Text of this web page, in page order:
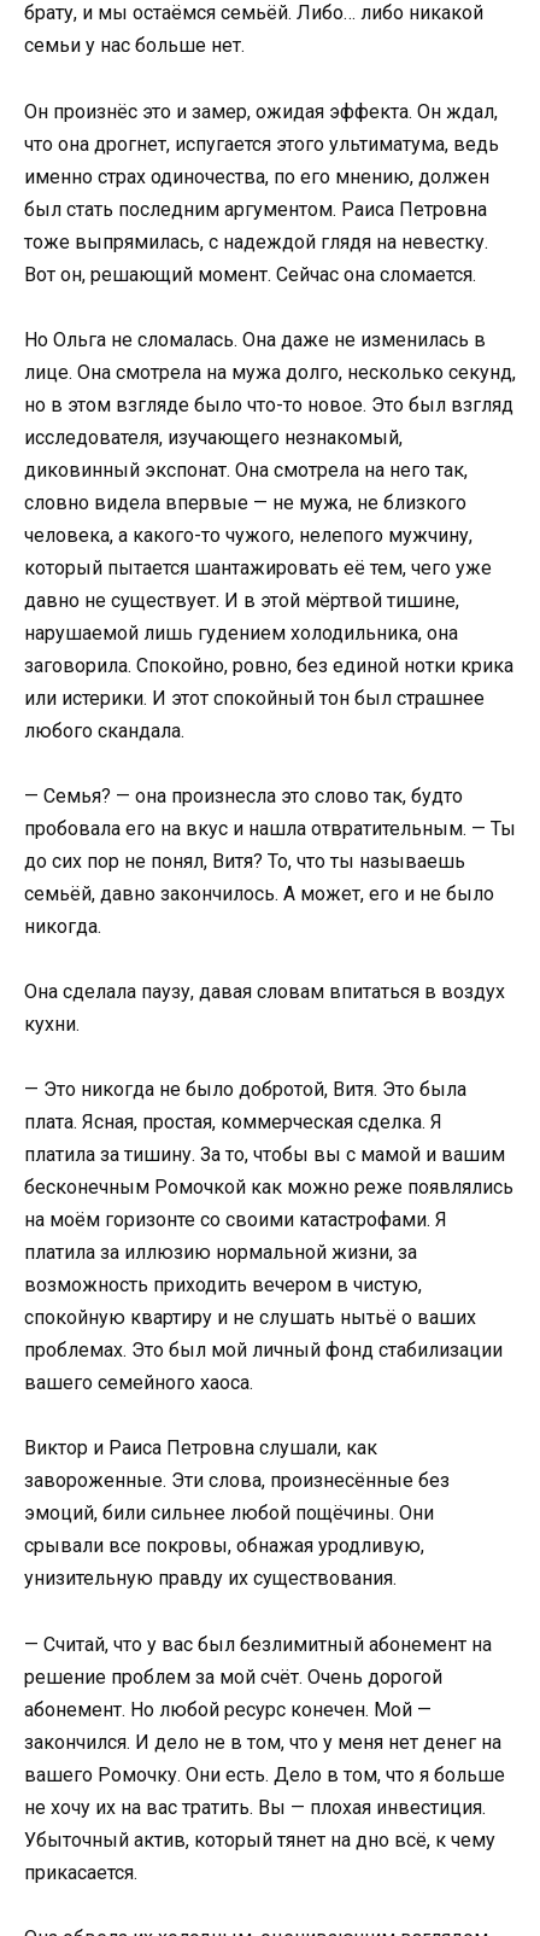
брату, и мы остаёмся семьёй. Либо… либо никакой
семьи у нас больше нет.
Он произнёс это и замер, ожидая эффекта. Он ждал,
что она дрогнет, испугается этого ультиматума, ведь
именно страх одиночества, по его мнению, должен
был стать последним аргументом. Раиса Петровна
тоже выпрямилась, с надеждой глядя на невестку.
Вот он, решающий момент. Сейчас она сломается.
Но Ольга не сломалась. Она даже не изменилась в
лице. Она смотрела на мужа долго, несколько секунд,
но в этом взгляде было что-то новое. Это был взгляд
исследователя, изучающего незнакомый,
диковинный экспонат. Она смотрела на него так,
словно видела впервые — не мужа, не близкого
человека, а какого-то чужого, нелепого мужчину,
который пытается шантажировать её тем, чего уже
давно не существует. И в этой мёртвой тишине,
нарушаемой лишь гудением холодильника, она
заговорила. Спокойно, ровно, без единой нотки крика
или истерики. И этот спокойный тон был страшнее
любого скандала.
— Семья? — она произнесла это слово так, будто
пробовала его на вкус и нашла отвратительным. — Ты
до сих пор не понял, Витя? То, что ты называешь
семьёй, давно закончилось. А может, его и не было
никогда.
Она сделала паузу, давая словам впитаться в воздух
кухни.
— Это никогда не было добротой, Витя. Это была
плата. Ясная, простая, коммерческая сделка. Я
платила за тишину. За то, чтобы вы с мамой и вашим
бесконечным Ромочкой как можно реже появлялись
на моём горизонте со своими катастрофами. Я
платила за иллюзию нормальной жизни, за
возможность приходить вечером в чистую,
спокойную квартиру и не слушать нытьё о ваших
проблемах. Это был мой личный фонд стабилизации
вашего семейного хаоса.
Виктор и Раиса Петровна слушали, как
завороженные. Эти слова, произнесённые без
эмоций, били сильнее любой пощёчины. Они
срывали все покровы, обнажая уродливую,
унизительную правду их существования.
— Считай, что у вас был безлимитный абонемент на
решение проблем за мой счёт. Очень дорогой
абонемент. Но любой ресурс конечен. Мой —
закончился. И дело не в том, что у меня нет денег на
вашего Ромочку. Они есть. Дело в том, что я больше
не хочу их на вас тратить. Вы — плохая инвестиция.
Убыточный актив, который тянет на дно всё, к чему
прикасается.